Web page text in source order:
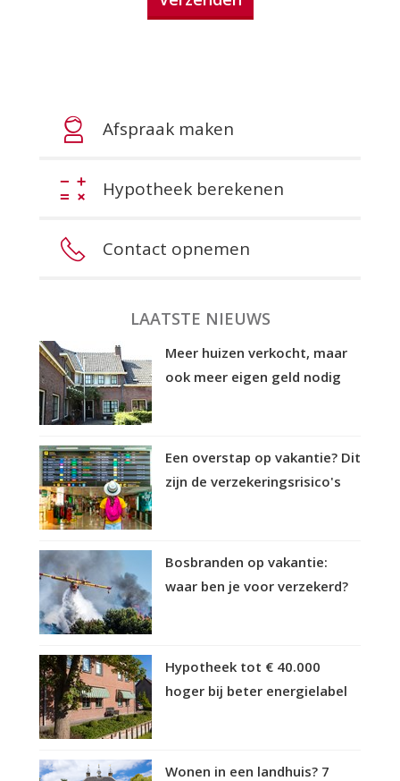
Afspraak maken
Hypotheek berekenen
Contact opnemen
LAATSTE NIEUWS
Meer huizen verkocht, maar
ook meer eigen geld nodig
Een overstap op vakantie? Dit
zijn de verzekeringsrisico's
Bosbranden op vakantie:
waar ben je voor verzekerd?
Hypotheek tot € 40.000
hoger bij beter energielabel
Wonen in een landhuis? 7